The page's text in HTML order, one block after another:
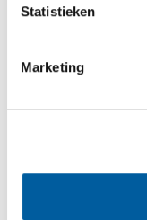
Statistieken
Marketing